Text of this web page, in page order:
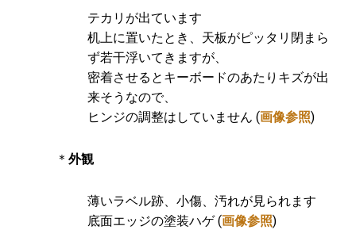
テカリが出ています
机上に置いたとき、天板がピッタリ閉まら
ず若干浮いてきますが、
密着させるとキーボードのあたりキズが出
来そうなので、
ヒンジの調整はしていません (画像参照)
＊ 外観
薄いラベル跡、小傷、汚れが見られます
底面エッジの塗装ハゲ (画像参照)